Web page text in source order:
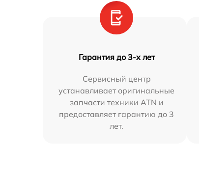
Гарантия до 3-х лет
Сервисный центр
устанавливает оригинальные
запчасти техники ATN и
предоставляет гарантию до 3
лет.